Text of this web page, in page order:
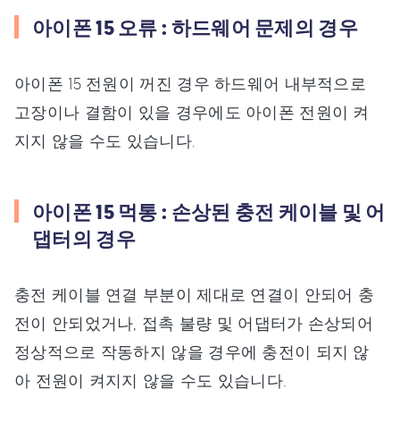
아이폰 15 오류 : 하드웨어 문제의 경우
아이폰 15 전원이 꺼진 경우 하드웨어 내부적으로
고장이나 결함이 있을 경우에도 아이폰 전원이 켜
지지 않을 수도 있습니다.
아이폰 15 먹통 : 손상된 충전 케이블 및 어
댑터의 경우
충전 케이블 연결 부분이 제대로 연결이 안되어 충
전이 안되었거나, 접촉 불량 및 어댑터가 손상되어
정상적으로 작동하지 않을 경우에 충전이 되지 않
아 전원이 켜지지 않을 수도 있습니다.